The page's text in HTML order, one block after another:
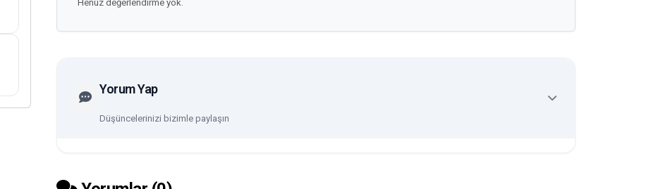
Henüz değerlendirme yok.
Yorum Yap
Düşüncelerinizi bizimle paylaşın